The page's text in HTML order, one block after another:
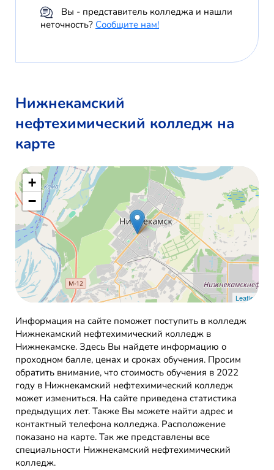
Вы - представитель колледжа и нашли
неточность? Сообщите нам!
Нижнекамский
нефтехимический колледж на
карте
+
−
Leaflet
Информация на сайте поможет поступить в колледж
Нижнекамский нефтехимический колледж в
Нижнекамске. Здесь Вы найдете информацию о
проходном балле, ценах и сроках обучения. Просим
обратить внимание, что стоимость обучения в 2022
году в Нижнекамский нефтехимический колледж
может измениться. На сайте приведена статистика
предыдущих лет. Также Вы можете найти адрес и
контактный телефона колледжа. Расположение
показано на карте. Так же представлены все
специальности Нижнекамский нефтехимический
колледж.